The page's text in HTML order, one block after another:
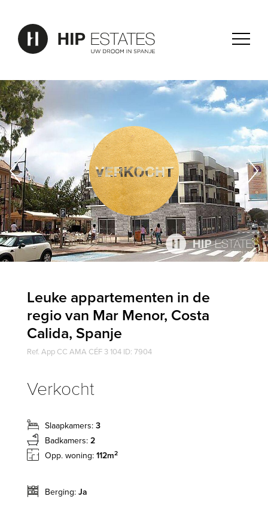
Leuke appartementen in de
regio van Mar Menor, Costa
Calida, Spanje
Ref. App CC AMA CÉF 3 104 ID: 7904
Verkocht
Slaapkamers: 3
Badkamers: 2
Opp. woning: 112m2
Berging: Ja